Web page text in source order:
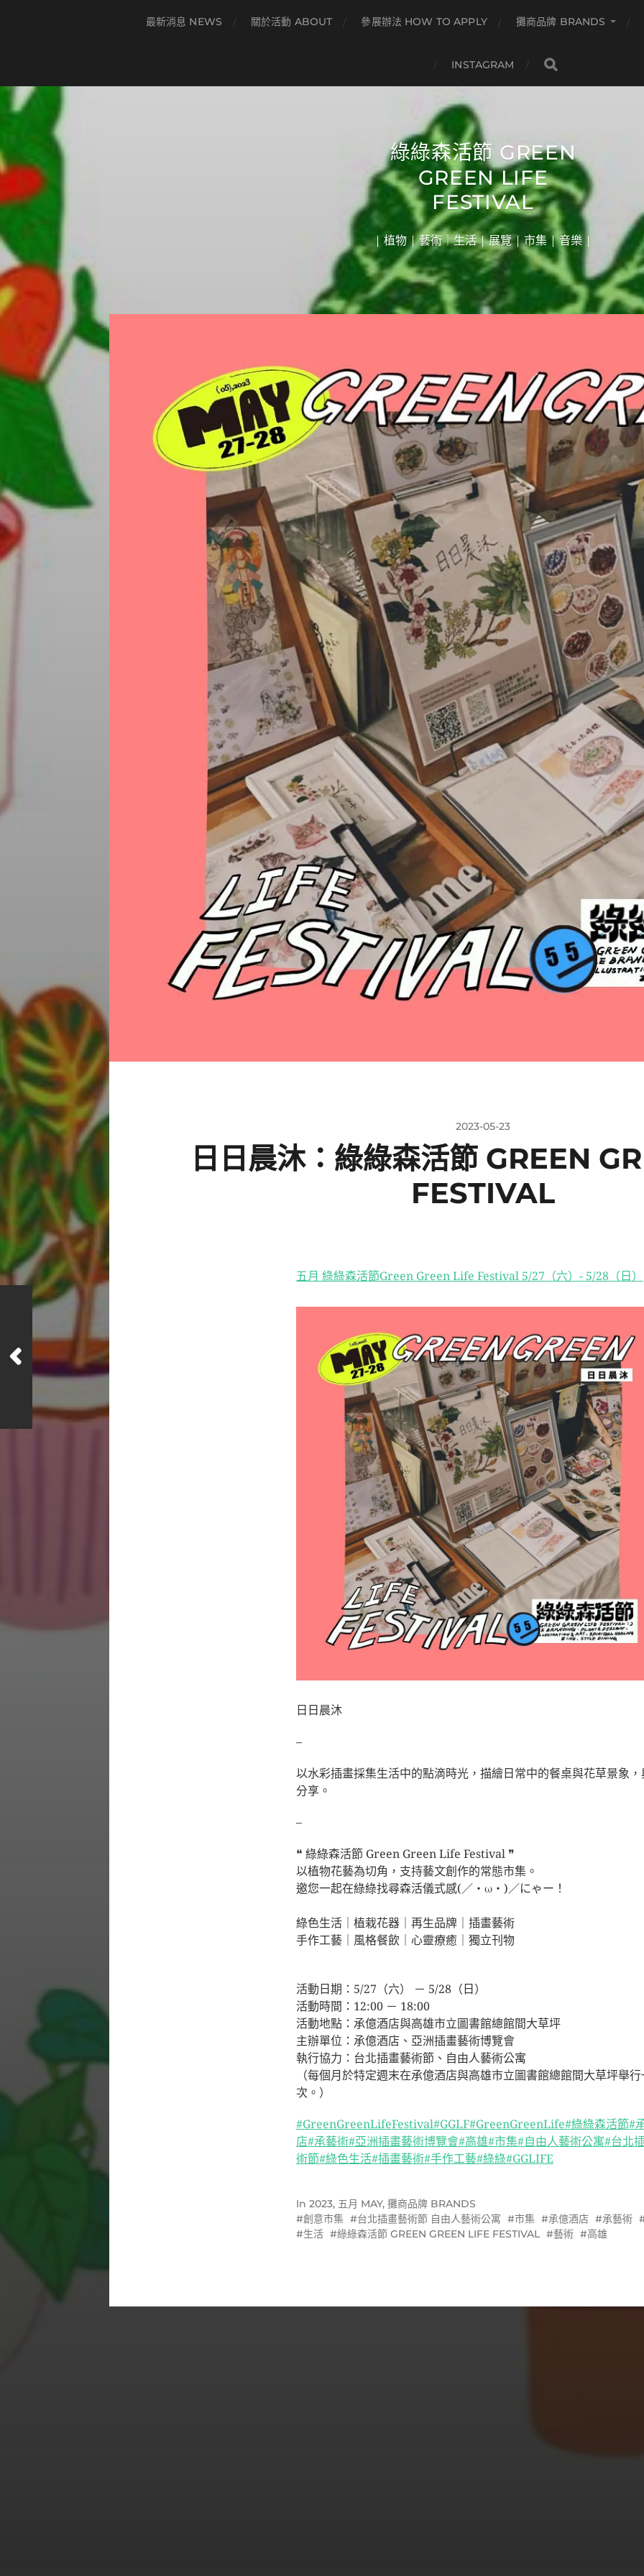
最新消息 NEWS 關於活動 ABOUT 參展辦法 HOW TO APPLY 攤商品牌 BRANDS
INSTAGRAM
綠綠森活節 GREEN
GREEN LIFE
FESTIVAL
| 植物 | 藝術｜生活 | 展覽 | 市集 | 音樂 |
2023-05-23
日日晨沐：綠綠森活節 GREEN
FESTIVAL
五月 綠綠森活節Green Green Life Festival 5/27（六）- 5/28（日）
日日晨沐
–
以水彩插畫採集生活中的點滴時光，描繪日常中的餐桌與花草景象，
分享。
–
❝ 綠綠森活節 Green Green Life Festival ❞
以植物花藝為切角，支持藝文創作的常態市集。
邀您一起在綠綠找尋森活儀式感(／・ω・)／にゃー！
綠色生活｜植栽花器｜再生品牌｜插畫藝術
手作工藝｜風格餐飲｜心靈療癒｜獨立刊物
活動日期：5/27（六） － 5/28（日）
活動時間：12:00 － 18:00
活動地點：承億酒店與高雄市立圖書館總館間大草坪
主辦單位：承億酒店、亞洲插畫藝術博覽會
執行協力：台北插畫藝術節、自由人藝術公寓
（每個月於特定週末在承億酒店與高雄市立圖書館總館間大草坪舉行
次。）
#GreenGreenLifeFestival#GGLF#GreenGreenLife#綠綠森活節#
店#承藝術#亞洲插畫藝術博覽會#高雄#市集#自由人藝術公寓#台北
術節#綠色生活#插畫藝術#手作工藝#綠綠#GGLIFE
In 2023, 五月 MAY, 攤商品牌 BRANDS
創意市集
台北插畫藝術節 自由人藝術公寓 市集 承億酒店
承藝術
生活
綠綠森活節 GREEN GREEN LIFE FESTIVAL 藝術 高雄